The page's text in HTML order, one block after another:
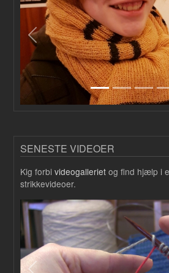
Forrige
SENESTE VIDEOER
Kig forbi videogalleriet og find hjælp i
strikkevideoer.